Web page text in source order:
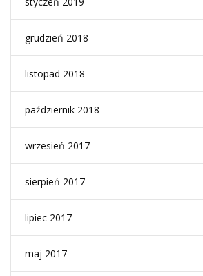
grudzień 2018
listopad 2018
październik 2018
wrzesień 2017
sierpień 2017
lipiec 2017
maj 2017